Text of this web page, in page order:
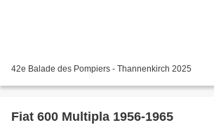
42e Balade des Pompiers - Thannenkirch 2025
Fiat 600 Multipla 1956-1965